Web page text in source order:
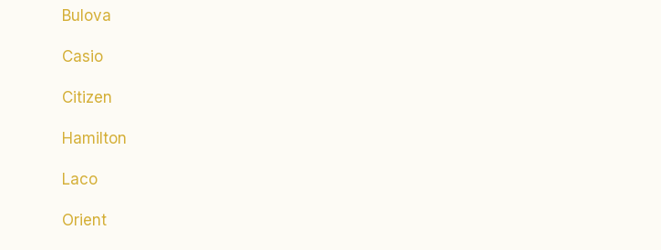
Bulova
Casio
Citizen
Hamilton
Laco
Orient